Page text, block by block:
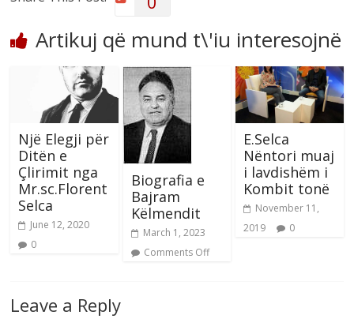
Artikuj që mund t\'iu interesojnë
Një Elegji për
Ditën e
Çlirimit nga
Mr.sc.Florent
Selca
June 12, 2020
0
Biografia e
Bajram
Këlmendit
March 1, 2023
Comments Off
E.Selca
Nëntori muaj
i lavdishëm i
Kombit tonë
November 11,
2019
0
Leave a Reply